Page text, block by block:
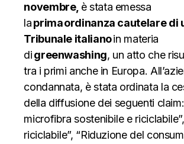
novembre, è stata emessa
laprima ordinanza cautelare di
Tribunale italianoin materia
digreenwashing, un atto che
tra i primi anche in Europa.
condannata, è stata ordinata la
della diffusione dei seguenti
microfibra sostenibile e
riciclabile”, “Riduzione del